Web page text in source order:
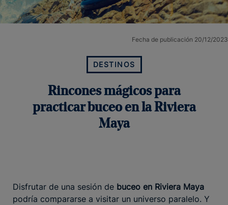
Fecha de publicación 20/12/2023
DESTINOS
Rincones mágicos para
practicar buceo en la Riviera
Maya
Disfrutar de una sesión de buceo en Riviera Maya
podría compararse a visitar un universo paralelo. Y